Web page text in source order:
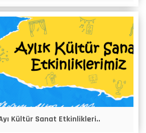
Kültür Sanat Etkinlikleri..